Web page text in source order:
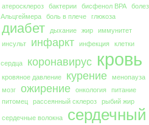
атеросклероз бактерии бисфенол BPA
Альцгеймера
боль в плече глюкоза
диабет дыхание жир
иммунитет
инсульт
инфаркт инфекция клетки
сердца коронавирус кровь
кровяное давление курение
менопауза
мозг
ожирение онкология
питание
питомец
рассеянный склероз рыбий жир
сердечные волокна
сердечный